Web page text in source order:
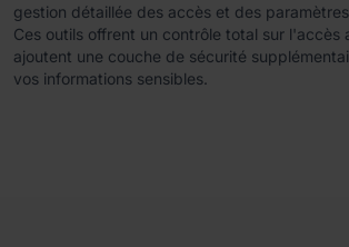
gestion détaillée des accès et des
Ces outils offrent un contrôle total sur l'accès
ajoutent une couche de sécurité
vos informations sensibles.